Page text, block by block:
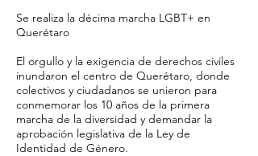
Se realiza la décima marcha LGBT+ en
Querétaro
El orgullo y la exigencia de derechos civiles
inundaron el centro de Querétaro, donde
colectivos y ciudadanos se unieron para
conmemorar los 10 años de la primera
marcha de la diversidad y demandar la
aprobación legislativa de la Ley de
Identidad de Género.